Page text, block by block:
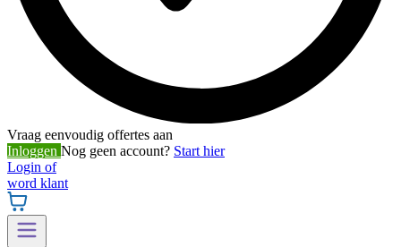
Vraag eenvoudig offertes aan
Inloggen Nog geen account? Start hier
Login of
word klant